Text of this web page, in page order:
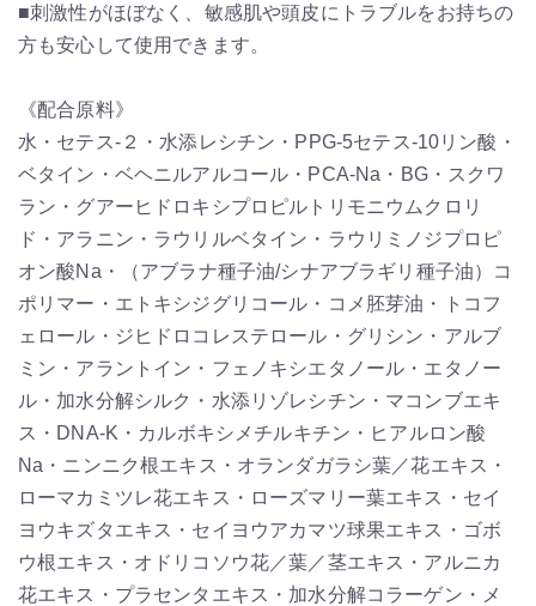
■刺激性がほぼなく、敏感肌や頭皮にトラブルをお持ちの
方も安心して使用できます。
《配合原料》
水・セテス-２・水添レシチン・PPG-5セテス-10リン酸・
ベタイン・ベヘニルアルコール・PCA-Na・BG・スクワ
ラン・グアーヒドロキシプロピルトリモニウムクロリ
ド・アラニン・ラウリルベタイン・ラウリミノジプロピ
オン酸Na・（アブラナ種子油/シナアブラギリ種子油）コ
ポリマー・エトキシジグリコール・コメ胚芽油・トコフ
ェロール・ジヒドロコレステロール・グリシン・アルブ
ミン・アラントイン・フェノキシエタノール・エタノー
ル・加水分解シルク・水添リゾレシチン・マコンブエキ
ス・DNA-K・カルボキシメチルキチン・ヒアルロン酸
Na・ニンニク根エキス・オランダガラシ葉／花エキス・
ローマカミツレ花エキス・ローズマリー葉エキス・セイ
ヨウキズタエキス・セイヨウアカマツ球果エキス・ゴボ
ウ根エキス・オドリコソウ花／葉／茎エキス・アルニカ
花エキス・プラセンタエキス・加水分解コラーゲン・メ